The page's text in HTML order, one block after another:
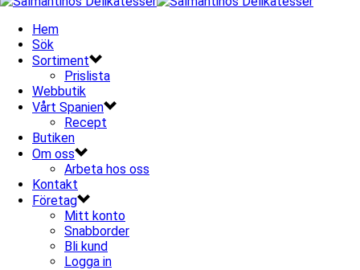
Hem
Sök
Sortiment
Prislista
Webbutik
Vårt Spanien
Recept
Butiken
Om oss
Arbeta hos oss
Kontakt
Företag
Mitt konto
Snabborder
Bli kund
Logga in